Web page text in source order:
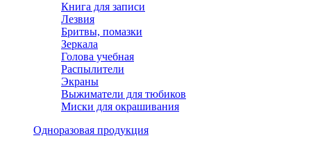
Книга для записи
Лезвия
Бритвы, помазки
Зеркала
Голова учебная
Распылители
Экраны
Выжиматели для тюбиков
Миски для окрашивания
Одноразовая продукция